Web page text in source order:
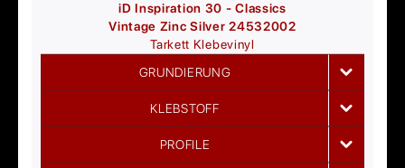
iD Inspiration 30 - Classics
Vintage Zinc Silver 24532002
Tarkett Klebevinyl
GRUNDIERUNG
KLEBSTOFF
PROFILE